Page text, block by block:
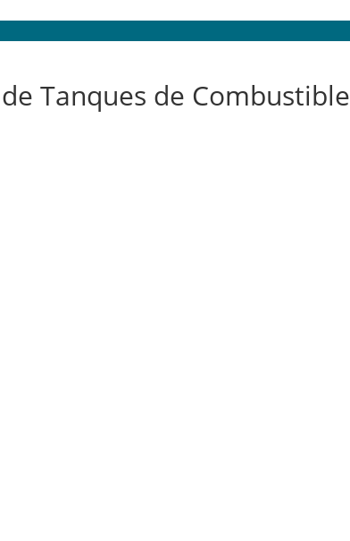
Tanques de Combustible